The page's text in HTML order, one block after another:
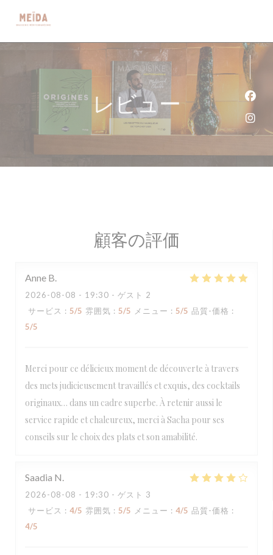
レビュー
顧客の評価
Anne B
2026-08-08 - 19:30 - ゲスト 2
サービス : 5/5 雰囲気 : 5/5 メニュー : 5/5 品質-価格 :
5/5
Merci pour ce délicieux moment de découverte à travers
des mets judicieusement travaillés et exquis, des cocktails
originaux… dans un cadre superbe. À retenir aussi le
service rapide et chaleureux, merci à Sacha pour ses
conseils sur le choix des plats et son amabilité.
Saadia N
2026-08-08 - 19:30 - ゲスト 3
サービス : 4/5 雰囲気 : 5/5 メニュー : 4/5 品質-価格 :
4/5